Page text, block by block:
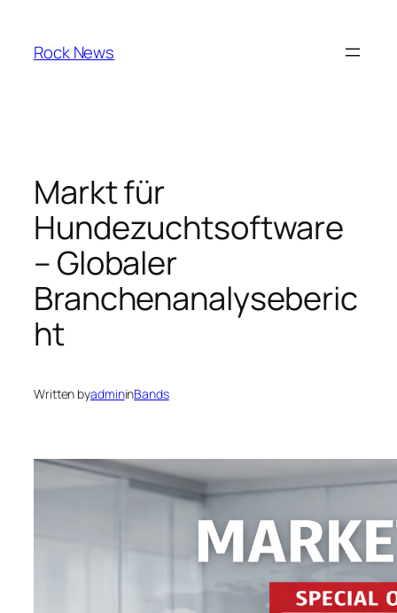
content
Rock News
Markt für
Hundezuchtsoftware
– Globaler
Branchenanalyseberic
ht
Written byadmininBands